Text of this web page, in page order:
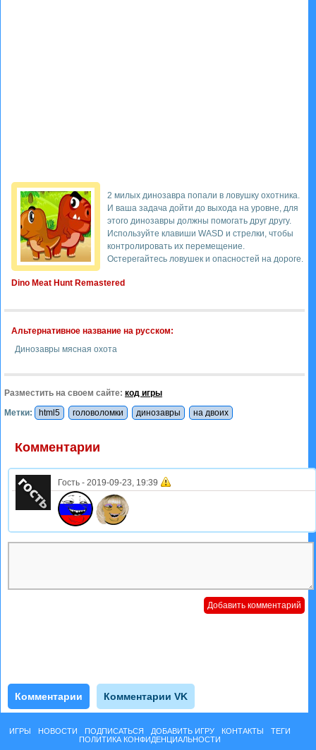
Dino Meat Hunt Remastered
2 милых динозавра попали в ловушку охотника.
И ваша задача дойти до выхода на уровне, для
этого динозавры должны помогать друг другу.
Используйте клавиши WASD и стрелки, чтобы
контролировать их перемещение.
Остерегайтесь ловушек и опасностей на дороге.
Альтернативное название на русском:
Динозавры мясная охота
Разместить на своем сайте: код игры
Метки:
html5 головоломки динозавры на двоих
Комментарии
Гость - 2019-09-23, 19:39
Комментарии Комментарии VK
ИГРЫ НОВОСТИ ПОДПИСАТЬСЯ ДОБАВИТЬ ИГРУ КОНТАКТЫ
ТЕГИ
ПОЛИТИКА КОНФИДЕНЦИАЛЬНОСТИ